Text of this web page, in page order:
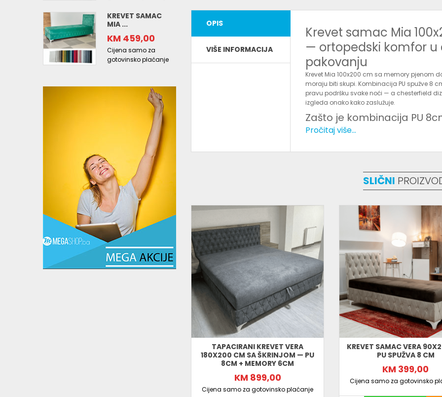
OPIS
VIŠE INFORMACIJA
Krevet samac Mia
— ortopedski komfor
pakovanju
Krevet Mia 100x200 cm sa memory pjenom
moraju biti skupi. Kombinacija PU spužve 8
pravu podršku svake noći — a chesterfield
izgleda onako kako zaslužuje.
Zašto je kombinacija PU
investicija?
dobiva pravu podršku u ključnom periodu
Chesterfield uzglavlje —
kapitonirani bočni dijelovi baze čine krevet
koji transformiše svaku sobu u kojoj se
pri sjedenju i čitanju.
Velur u više boja — jer
Bogata paleta od više velur boja znači da
Smaragdno zelena, kraljevski plava, bordo,
Odaberite boju koja govori o vama i vašem
Škrinja za odlaganje — red
Prostrana škrinja ispod ležišta savršeno
Posteljina, sezonska ćebad, jastuci — sve
Specifikacije kreveta Mia
Dimenzije ležišta: 100x200 cm
Punjenje: PU spužva 8 cm + Memory pjena 6
Uzglavlje: tapacirano chesterfield sa
Bočni dijelovi: kapitonirani dijamantni
Prostor za odlaganje: da (škrinja)
Noge: bijele ornamentalne
Idealno za: dječije sobe, studentske sobe,
Pročitaj više...
SLIČNI
TAPACIRANI KREVET VERA
180X200 CM SA ŠKRINJOM — PU
8CM + MEMORY 6CM
KM 899,00
Cijena samo za gotovinsko plaćanje
KREVET SAMAC VERA
PU SPUŽVA 8 CM
KM 399,00
Cijena samo za gotovinsko
KREVET SAMAC
MIA ...
KM 459,00
Cijena samo za
gotovinsko plaćanje